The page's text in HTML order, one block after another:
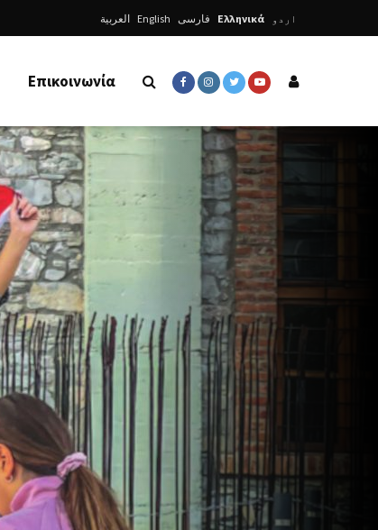
العربية English فارسی Ελληνικά اردو
Επικοινωνία